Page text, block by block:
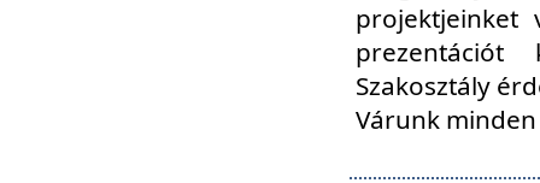
Szakosztály
Várunk